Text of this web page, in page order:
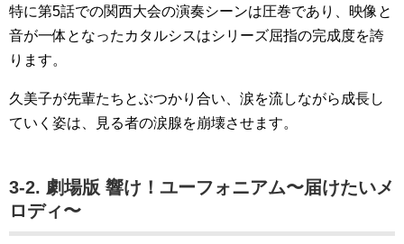
特に第5話での関西大会の演奏シーンは圧巻であり、映像と
音が一体となったカタルシスはシリーズ屈指の完成度を誇
ります。
久美子が先輩たちとぶつかり合い、涙を流しながら成長し
ていく姿は、見る者の涙腺を崩壊させます。
3-2. 劇場版 響け！ユーフォニアム〜届けたいメ
ロディ〜